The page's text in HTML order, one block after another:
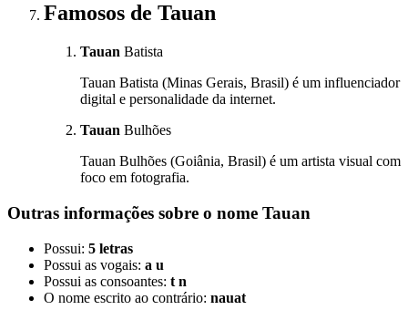
Famosos de Tauan
Tauan Batista
Tauan Batista (Minas Gerais, Brasil) é um influenciador
digital e personalidade da internet.
Tauan Bulhões
Tauan Bulhões (Goiânia, Brasil) é um artista visual com
foco em fotografia.
Outras informações sobre o nome Tauan
Possui: 5 letras
Possui as vogais: a u
Possui as consoantes: t n
O nome escrito ao contrário: nauat